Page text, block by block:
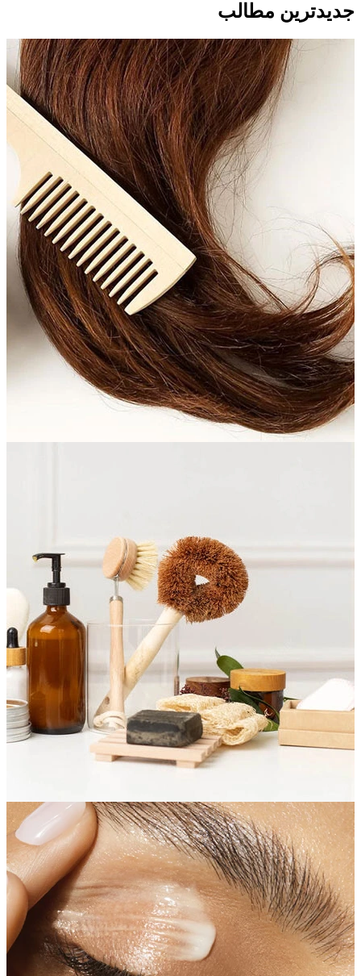
جدید‌ترین مطالب